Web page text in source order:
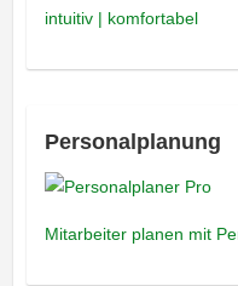
intuitiv | komfortabel
Personalplanung
Mitarbeiter planen mit